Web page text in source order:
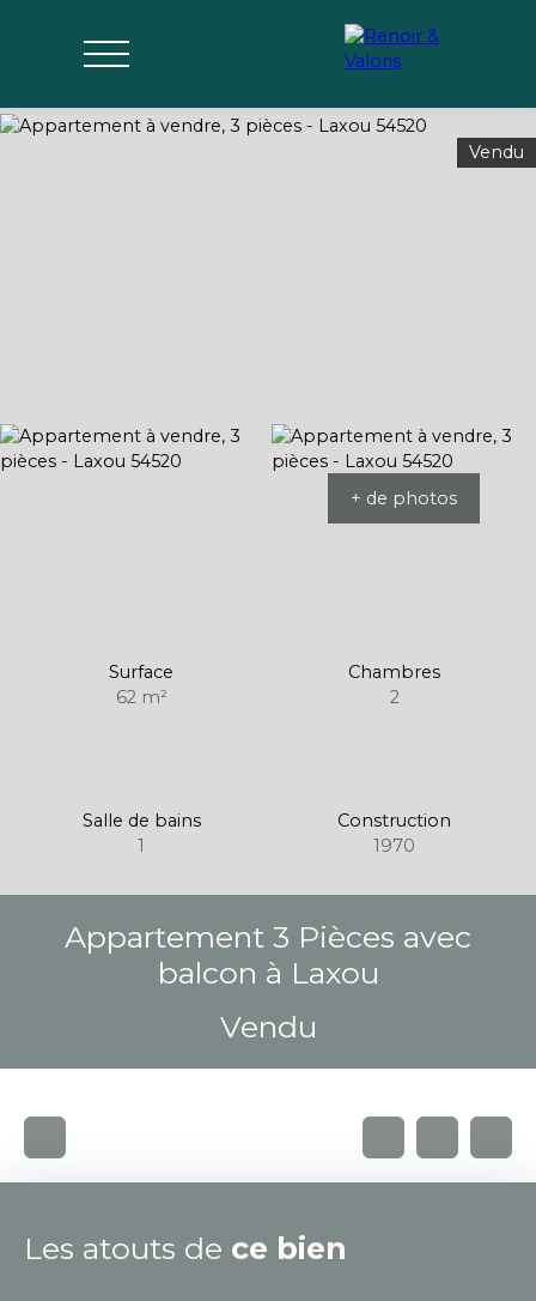
Vendu
+ de photos
Surface
62 m²
Chambres
2
Salle de bains
1
Construction
1970
Appartement 3 Pièces avec
balcon à Laxou
Vendu
Les atouts de ce bien